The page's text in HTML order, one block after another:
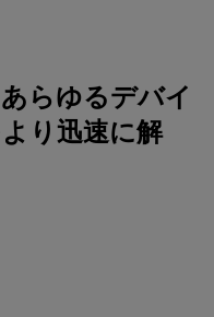
らゆるデバイ
り迅速に解